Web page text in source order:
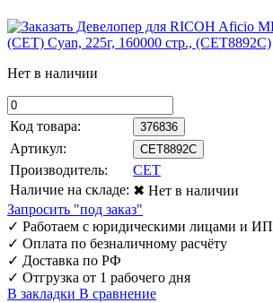
Нет в наличии
Код товара: 376836
Артикул: CET8892C
Производитель:
CET
Наличие на складе: ✖ Нет в наличии
Запросить "под заказ"
✓ Работаем с юридическими лицами и ИП
✓ Оплата по безналичному расчёту
✓ Доставка по РФ
✓ Отгрузка от 1 рабочего дня
В закладки В сравнение